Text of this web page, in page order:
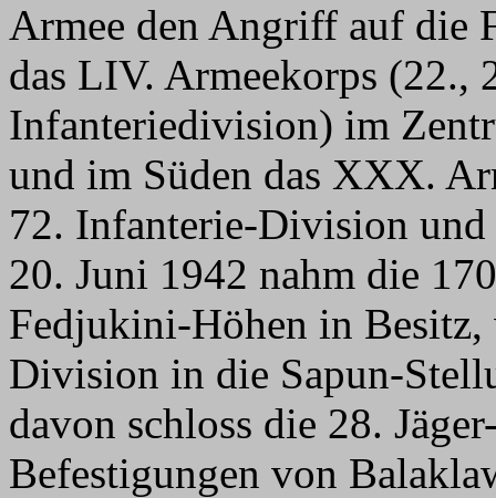
Armee den Angriff auf die
das LIV. Armeekorps (22.,
Infanteriedivision) im
und im Süden das XXX.
72. Infanterie-Division
20. Juni 1942 nahm die
Fedjukini-Höhen in
Division in die Sapun-
davon schloss die 28.
Befestigungen von